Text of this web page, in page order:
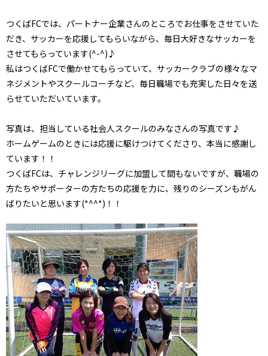
つくばFCでは、パートナー企業さんのところでお仕事をさせていた
だき、サッカーを応援してもらいながら、毎日大好きなサッカーを
させてもらっています(^-^)♪
私はつくばFCで働かせてもらっていて、サッカークラブの様々なマ
ネジメントやスクールコーチなど、毎日職場でも充実した日々を送
らせていただいています。
写真は、担当している社会人スクールのみなさんの写真です♪
ホームゲームのときには応援に駆けつけてくださり、本当に感謝し
ています！！
つくばFCは、チャレンジリーグに加盟して間もないですが、職場の
方たちやサポーターの方たちの応援を力に、残りのシーズンもがん
ばりたいと思います(*^^*)！！